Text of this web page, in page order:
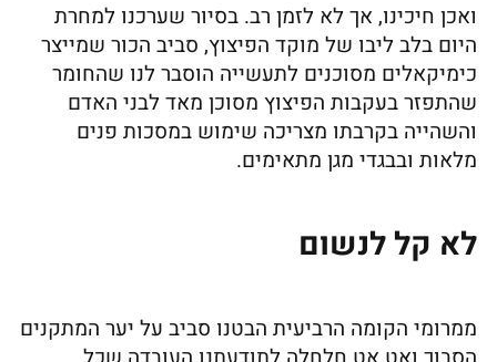
ואכן חיכינו, אך לא לזמן רב. בסיור שערכנו למחרת
היום בלב ליבו של מוקד הפיצוץ, סביב הכור שמייצר
כימיקאלים מסוכנים לתעשייה הוסבר לנו שהחומר
שהתפזר בעקבות הפיצוץ מסוכן מאד לבני האדם
והשהייה בקרבתו מצריכה שימוש במסכות פנים
מלאות ובבגדי מגן מתאימים.
לא קל לנשום
ממרומי הקומה הרביעית הבטנו סביב על יער המתקנים